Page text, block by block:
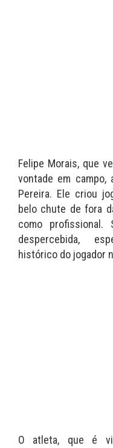
Felipe Morais, que
vontade em campo,
Pereira. Ele criou
belo chute de fora
como profissional.
despercebida,
histórico do jogador
O atleta, que é